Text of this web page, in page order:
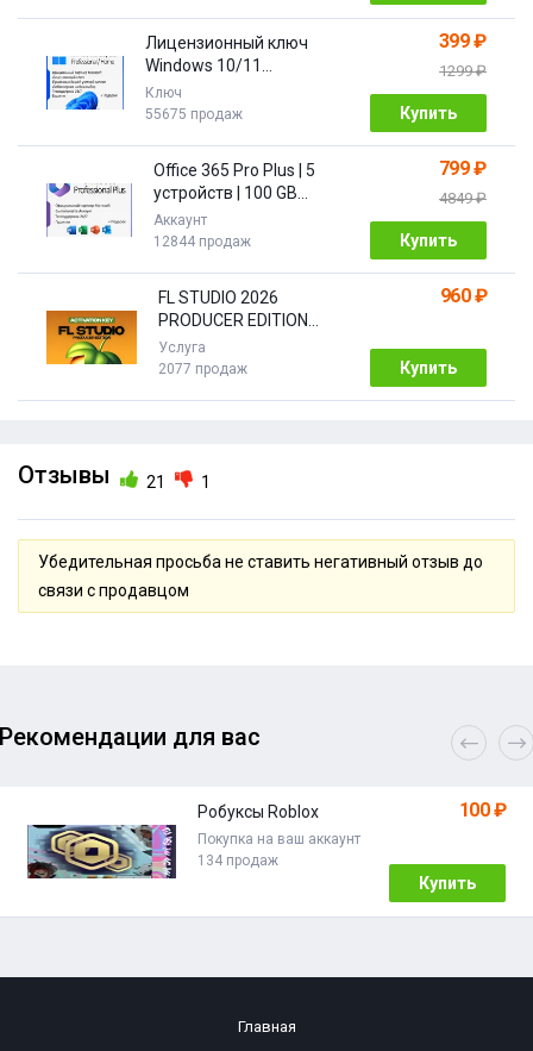
Лицензионный ключ
Windows 10/11
PRO/HOME | с привязкой
Ключ
55675 продаж
399 ₽
1299 ₽
Купить
Office 365 Pro Plus | 5
устройств | 100 GB
Облако| 1 год
Аккаунт
12844 продаж
799 ₽
4849 ₽
Купить
FL STUDIO 2026
PRODUCER EDITION
[Бессрочная]
Услуга
2077 продаж
960 ₽
Купить
Отзывы 21 1
Убедительная просьба не ставить негативный отзыв до
связи с продавцом
Рекомендации для вас
Робуксы Roblox
Покупка на ваш аккаунт
134 продаж
100 ₽
Купить
Главная